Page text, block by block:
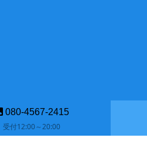
080-4567-2415
受付12:00～20:00